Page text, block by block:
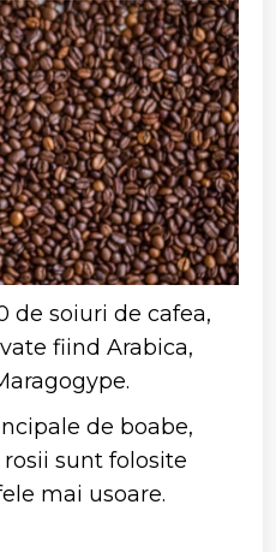
de soiuri de cafea,
fiind Arabica,
de boabe,
sunt folosite
mai usoare.